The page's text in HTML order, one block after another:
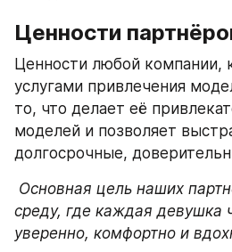
Ценности
Ценности любой компании,
услугами привлечения
то, что делает её
моделей и позволяет
долгосрочные,
среду, где каждая девушка
уверенно, комфортно и